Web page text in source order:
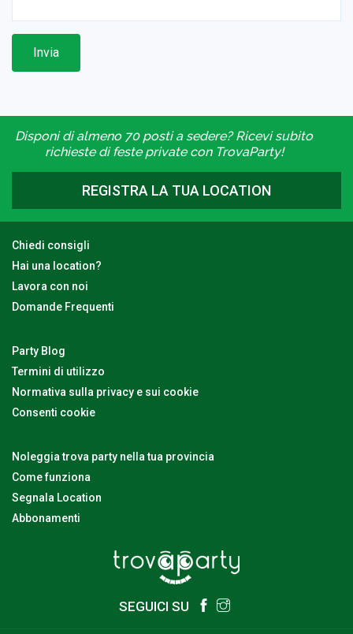
Invia
Disponi di almeno 70 posti a sedere? Ricevi subito
richieste di feste private con TrovaParty!
REGISTRA LA TUA LOCATION
Chiedi consigli
Hai una location?
Lavora con noi
Domande Frequenti
Party Blog
Termini di utilizzo
Normativa sulla privacy e sui cookie
Consenti cookie
Noleggia trova party nella tua provincia
Come funziona
Segnala Location
Abbonamenti
SEGUICI SU